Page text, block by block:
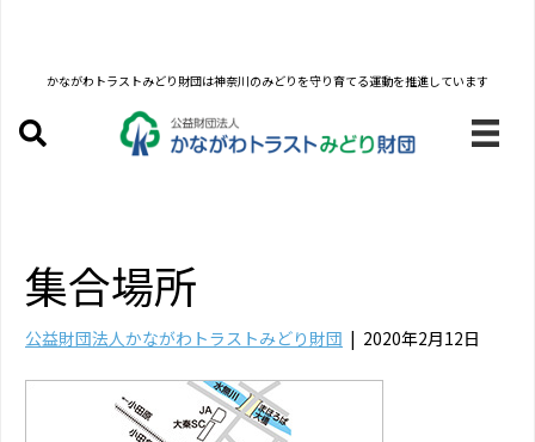
かながわトラストみどり財団は神奈川のみどりを守り育てる運動を推進しています
集合場所
公益財団法人かながわトラストみどり財団 | 2020年2月12日